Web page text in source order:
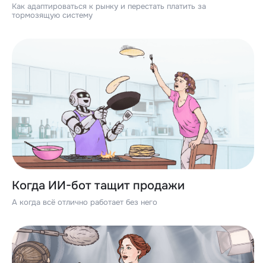
Как адаптироваться к рынку и перестать платить за
тормозящую систему
Когда ИИ-бот тащит продажи
А когда всё отлично работает без него